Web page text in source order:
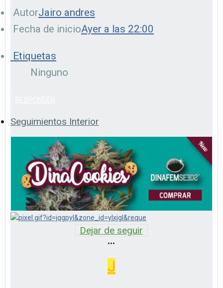
AutorJairo andres
Fecha de inicioAyer a las 22:00
Etiquetas
Ninguno
Seguimientos Interior
Dejar de seguir
•••
J